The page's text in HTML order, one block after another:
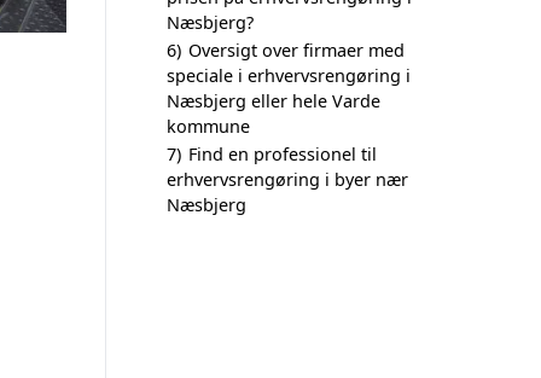
Næsbjerg?
6) Oversigt over firmaer med
speciale i erhvervsrengøring i
Næsbjerg eller hele Varde
kommune
7) Find en professionel til
erhvervsrengøring i byer nær
Næsbjerg